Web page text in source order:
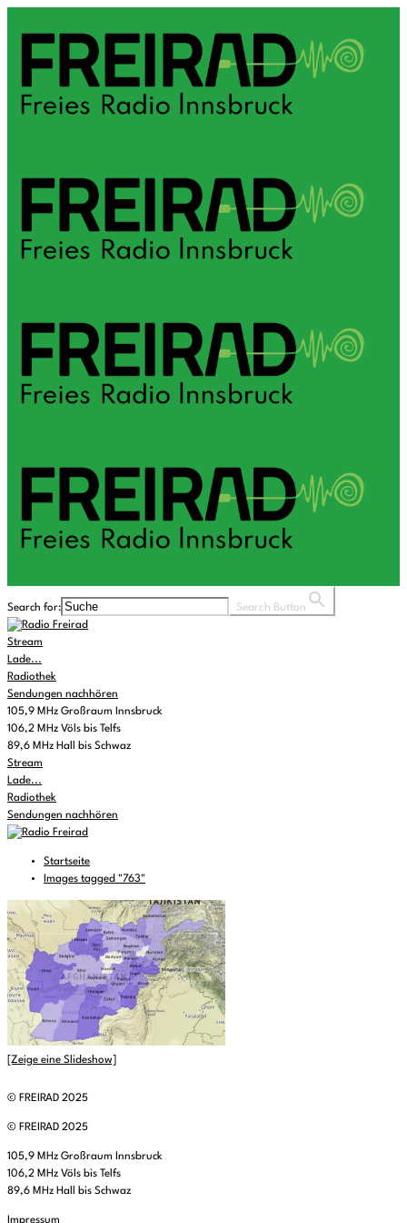
Search for: Search Button
Stream
Lade...
Radiothek
Sendungen nachhören
105,9 MHz Großraum Innsbruck
106,2 MHz Völs bis Telfs
89,6 MHz Hall bis Schwaz
Stream
Lade...
Radiothek
Sendungen nachhören
Startseite
Images tagged "763"
[Zeige eine Slideshow]
© FREIRAD 2025
© FREIRAD 2025
105,9 MHz Großraum Innsbruck
106,2 MHz Völs bis Telfs
89,6 MHz Hall bis Schwaz
Impressum